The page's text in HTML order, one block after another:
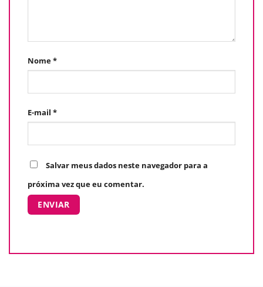
Nome*
E-mail *
Salvar meus dados neste navegador para a
próxima vez que eu comentar.